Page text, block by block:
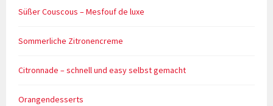
Süßer Couscous – Mesfouf de luxe
Sommerliche Zitronencreme
Citronnade – schnell und easy selbst gemacht
Orangendesserts